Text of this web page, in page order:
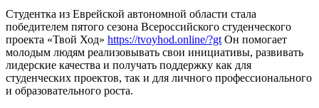
Студентка из Еврейской автономной области стала
победителем пятого сезона Всероссийского студенческого
проекта «Твой Ход» https://tvoyhod.online/?gt Он помогает
молодым людям реализовывать свои инициативы, развивать
лидерские качества и получать поддержку как для
студенческих проектов, так и для личного профессионального
и образовательного роста.